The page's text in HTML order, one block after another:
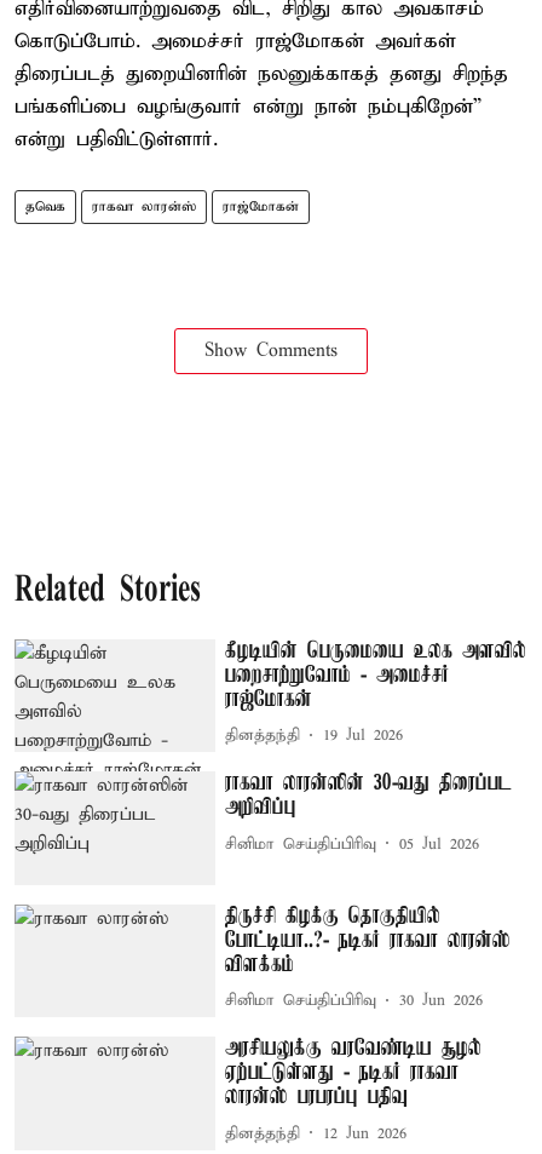
எதிர்வினையாற்றுவதை விட, சிறிது கால அவகாசம்
கொடுப்போம். அமைச்சர் ராஜ்மோகன் அவர்கள்
திரைப்படத் துறையினரின் நலனுக்காகத் தனது சிறந்த
பங்களிப்பை வழங்குவார் என்று நான் நம்புகிறேன்”
என்று பதிவிட்டுள்ளார்.
தவெக ராகவா லாரன்ஸ் ராஜ்மோகன்
Show Comments
Related Stories
கீழடியின் பெருமையை உலக அளவில்
பறைசாற்றுவோம் - அமைச்சர்
ராஜ்மோகன்
தினத்தந்தி 19 Jul 2026
ராகவா லாரன்ஸின் 30-வது திரைப்பட
அறிவிப்பு
சினிமா செய்திப்பிரிவு 05 Jul 2026
திருச்சி கிழக்கு தொகுதியில்
போட்டியா..?- நடிகர் ராகவா லாரன்ஸ்
விளக்கம்
சினிமா செய்திப்பிரிவு 30 Jun 2026
அரசியலுக்கு வரவேண்டிய சூழல்
ஏற்பட்டுள்ளது - நடிகர் ராகவா
லாரன்ஸ் பரபரப்பு பதிவு
தினத்தந்தி 12 Jun 2026